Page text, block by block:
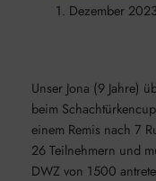
1. Dezember 2023
Unser Jona (9 Jahre)
beim
einem Remis nach 7
26 Teilnehmern und
DWZ von 1500